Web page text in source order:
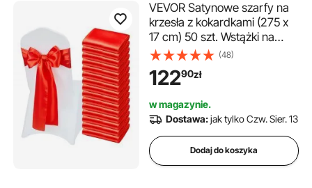
VEVOR Satynowe szarfy na
krzesła z kokardkami (275 x
17 cm) 50 szt. Wstążki na
krzesła do krawatów, wstążki
na krzesła na wesela,
imprezy, dekoracje
pokrowce na krzesła
bankietowe, kokardy na
krzesła, czerwone
(48)
12290zł
w magazynie.
Dostawa:jak tylko Czw. Sier. 13
Dodaj do koszyka